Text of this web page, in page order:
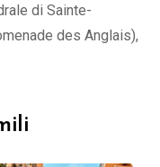
di Sainte-
des Anglais),